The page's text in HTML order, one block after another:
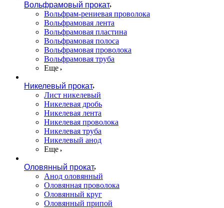
Вольфрамовый прокат
Вольфрам-рениевая проволока
Вольфрамовая лента
Вольфрамовая пластина
Вольфрамовая полоса
Вольфрамовая проволока
Вольфрамовая труба
Еще
Никелевый прокат
Лист никелевый
Никелевая дробь
Никелевая лента
Никелевая проволока
Никелевая труба
Никелевый анод
Еще
Оловянный прокат
Анод оловянный
Оловянная проволока
Оловянный круг
Оловянный припой